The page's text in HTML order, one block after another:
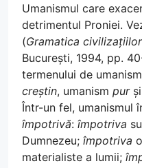
Umanismul care
detrimentul Proniei.
(Gramatica civilizațiilor
București, 1994, pp.
termenului de
creștin, umanism purși
Într-un fel, umanismul
împotrivă: împotriva
Dumnezeu; împotriva
materialiste a lumii;